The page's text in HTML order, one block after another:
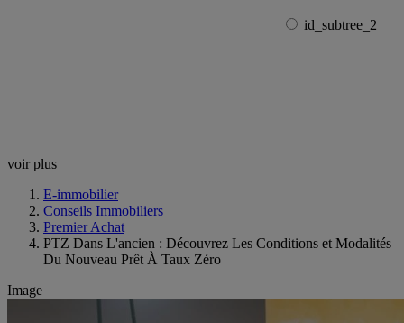
id_subtree_2
voir plus
E-immobilier
Conseils Immobiliers
Premier Achat
PTZ Dans L'ancien : Découvrez Les Conditions et Modalités
Du Nouveau Prêt À Taux Zéro
Image